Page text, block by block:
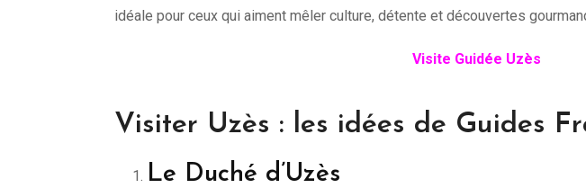
idéale pour ceux qui aiment mêler culture, détente et découvertes
Visite Guidée Uzès
Visiter Uzès : les idées de Guides
Le Duché d’Uzès